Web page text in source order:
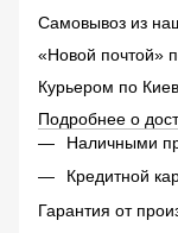
Самовывоз из
«Новой почтой»
Курьером по
Подробнее о
Наличными
Кредитной
Гарантия от